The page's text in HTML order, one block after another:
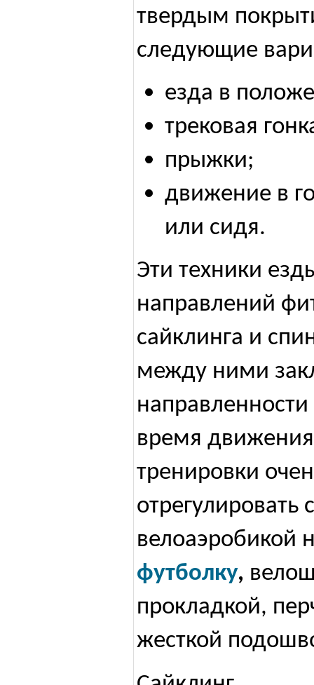
твердым
следующие
езда в
трековая
прыжки;
движение в
или сидя.
Эти техники
направлений
сайклинга и
между ними
время
тренировки
отрегулировать
велоаэробикой
футболку,
прокладкой,
жесткой